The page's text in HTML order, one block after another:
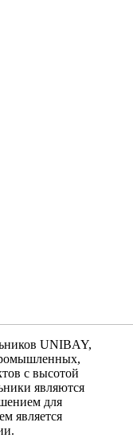
UNIBAY,
с высотой
являются
для
является